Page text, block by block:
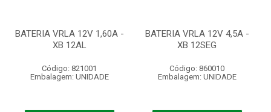
BATERIA VRLA 12V 1,60A -
XB 12AL
Código: 821001
Embalagem: UNIDADE
BATERIA VRLA 12V 4,5A -
XB 12SEG
Código: 860010
Embalagem: UNIDADE